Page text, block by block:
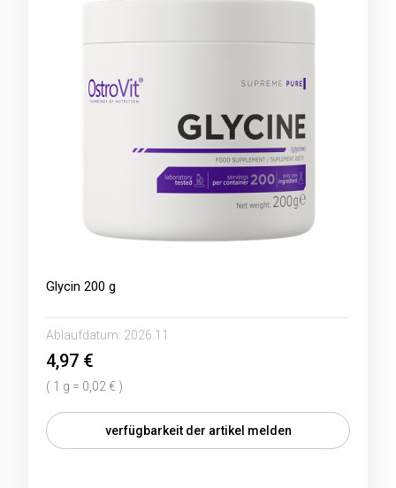
Glycin 200 g
Ablaufdatum: 2026.11
4,97 €
( 1 g = 0,02 € )
verfügbarkeit der artikel melden